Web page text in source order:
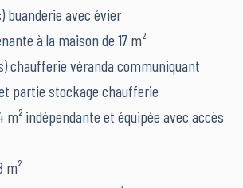
buanderie avec évier
à la maison de 17 m²
chaufferie véranda communiquant
partie stockage chaufferie
m² indépendante et équipée avec accès
m²